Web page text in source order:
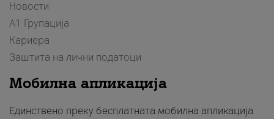
Новости
А1 Групација
Кариера
Заштита на лични податоци
Мобилна апликација
Единствено преку бесплатната мобилна апликација